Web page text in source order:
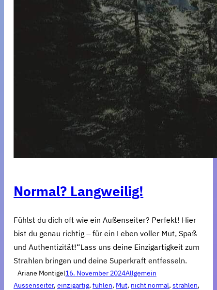
Normal? Langweilig!
Fühlst du dich oft wie ein Außenseiter? Perfekt! Hier
bist du genau richtig – für ein Leben voller Mut, Spaß
und Authentizität!“Lass uns deine Einzigartigkeit zum
Strahlen bringen und deine Superkraft entfesseln.
Ariane Montigel16. November 2024Allgemein
Aussenseiter, einzigartig, fühlen, Mut, nicht normal, strahlen